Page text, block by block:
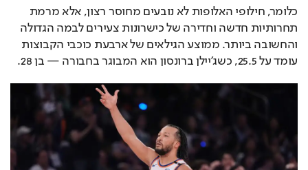
עומד על 25.5, כשג’יילן ברונסון הוא המבוגר בחבורה — בן 28.